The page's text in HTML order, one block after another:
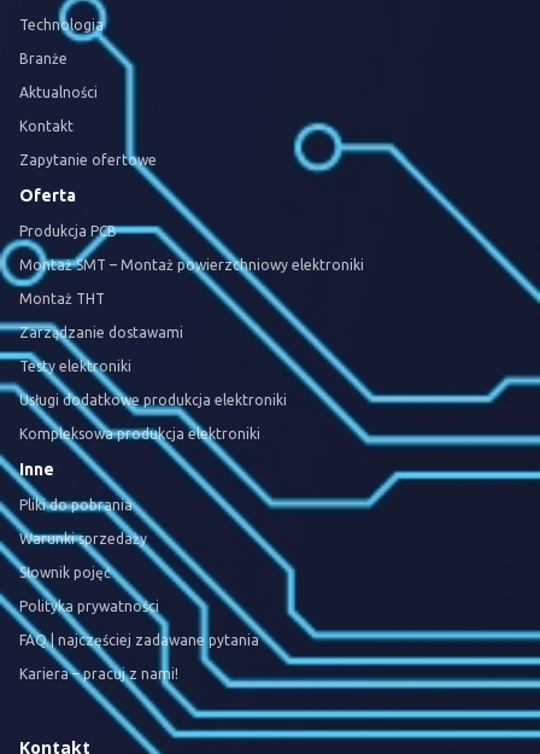
Technologia
Branże
Aktualności
Kontakt
Zapytanie ofertowe
Oferta
Produkcja PCB
Montaż SMT – Montaż powierzchniowy elektroniki
Montaż THT
Zarządzanie dostawami
Testy elektroniki
Usługi dodatkowe produkcja elektroniki
Kompleksowa produkcja elektroniki
Inne
Pliki do pobrania
Warunki sprzedaży
Słownik pojęć
Polityka prywatności
FAQ | najczęściej zadawane pytania
Kariera – pracuj z nami!
Kontakt